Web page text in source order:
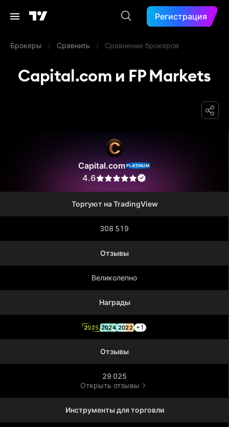
Регистрация
Брокеры / Сравнить / Сравнение брокеров
Capital.com и FP Markets
Capital.com PLATINUM
4.6
Торгуют на TradingView
308 519
Отзывы
Великолепно
Награды
2025 2024 2022 +1
Отзывы
29 025
Открыть отзывы
Инструменты для торговли